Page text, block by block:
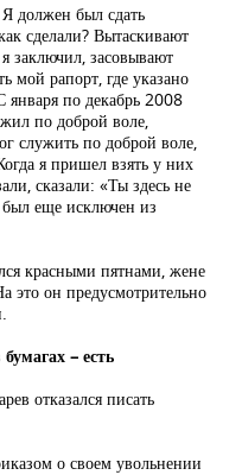
должен был сдать
сделали? Вытаскивают
заключил, засовывают
мой рапорт, где указано
по декабрь 2008
по доброй воле,
служить по доброй воле,
я пришел взять у них
сказали: «Ты здесь не
был еще исключен из
красными пятнами, жене
это он предусмотрительно
– есть
отказался писать
о своем увольнении